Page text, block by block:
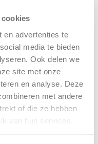
en advertenties te
media te bieden
Ook delen we
site met onze
en analyse. Deze
met andere
of die ze hebben
van hun services.
klant
vestiging